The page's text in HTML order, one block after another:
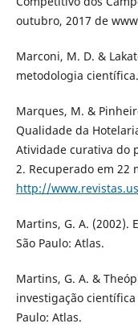
outubro, 2017 de
Marconi, M. D. &
metodologia
Marques, M. &
Qualidade da
Atividade curativa do
2. Recuperado em 22
http://
Martins, G. A. (2002).
São Paulo: Atlas.
Martins, G. A. &
investigação científica
Paulo: Atlas.